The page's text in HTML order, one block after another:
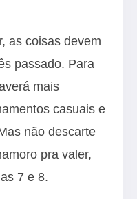
as coisas devem
passado. Para
mais
casuais e
não descarte
pra valer,
7 e 8.